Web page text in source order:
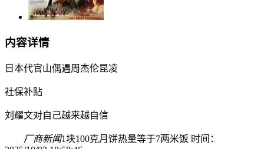
内容详情
日本代官山偶遇周杰伦昆凌
社保补贴
刘耀文对自己越来越自信
厂商新闻1块100克月饼热量等于7两米饭 时间：